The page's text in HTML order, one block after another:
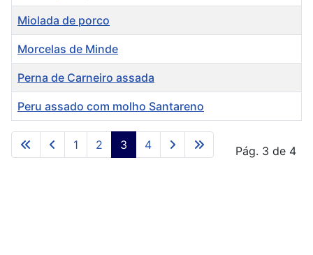
Artigos
Miolada de porco
Morcelas de Minde
Perna de Carneiro assada
Peru assado com molho Santareno
Pág. 3 de 4
1 2 3 4